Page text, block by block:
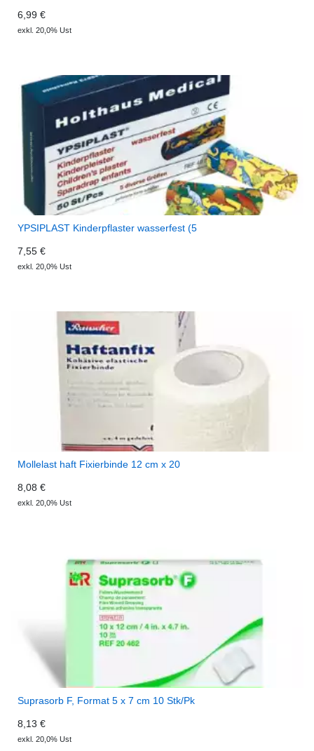
6,99 €
exkl. 20,0% Ust
YPSIPLAST Kinderpflaster wasserfest (5
7,55 €
exkl. 20,0% Ust
Mollelast haft Fixierbinde 12 cm x 20
8,08 €
exkl. 20,0% Ust
Suprasorb F, Format 5 x 7 cm 10 Stk/Pk
8,13 €
exkl. 20,0% Ust